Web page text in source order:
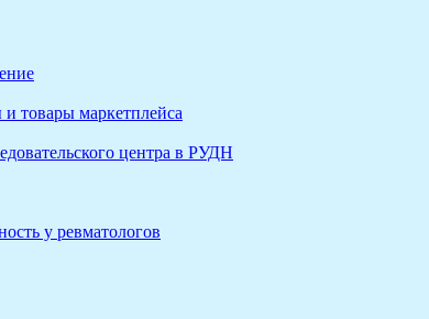
товары маркетплейса
центра в РУДН
у ревматологов